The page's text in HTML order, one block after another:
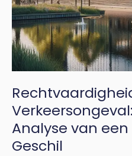
Analyse van
Geschil